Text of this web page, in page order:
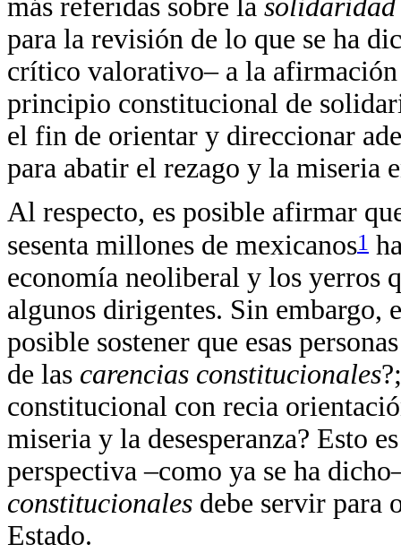
más referidas sobre la
para la revisión de lo que se ha
crítico valorativo– a la
principio constitucional de
el fin de orientar y direccionar
para abatir el rezago y la miseria
Al respecto, es posible afirmar
sesenta millones de mexicanos1
economía neoliberal y los yerros
algunos dirigentes. Sin embargo,
posible sostener que esas
de las carencias constitucionales
constitucional con recia
miseria y la desesperanza? Esto
perspectiva –como ya se ha
constitucionales debe servir para
Estado.